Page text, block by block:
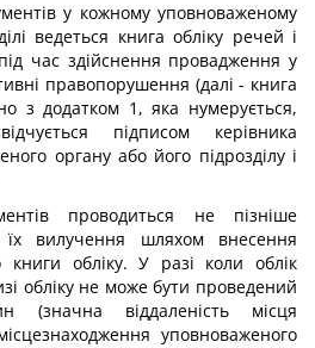
у кожному уповноваженому
ведеться книга обліку речей і
час здійснення провадження у
правопорушення (далі - книга
з додатком 1, яка нумерується,
підписом керівника
органу або його підрозділу і
проводиться не пізніше
їх вилучення шляхом внесення
книги обліку. У разі коли облік
обліку не може бути проведений
(значна віддаленість місця
уповноваженого